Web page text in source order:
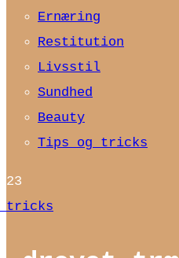
Ernæring
Restitution
Livsstil
Sundhed
Beauty
Tips og tricks
tricks